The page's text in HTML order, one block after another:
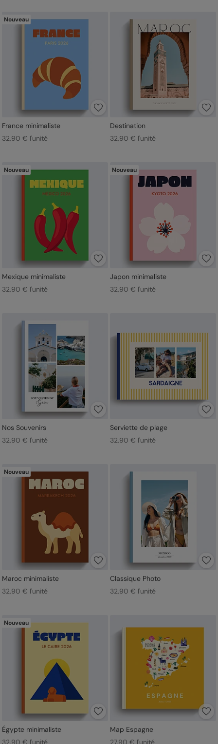
Nouveau
France minimaliste
32,90 € l'unité
Destination
32,90 € l'unité
Nouveau
Mexique minimaliste
32,90 € l'unité
Nouveau
Japon minimaliste
32,90 € l'unité
Nos Souvenirs
32,90 € l'unité
Serviette de plage
32,90 € l'unité
Nouveau
Maroc minimaliste
32,90 € l'unité
Classique Photo
32,90 € l'unité
Nouveau
Égypte minimaliste
32,90 € l'unité
Map Espagne
27,90 € l'unité